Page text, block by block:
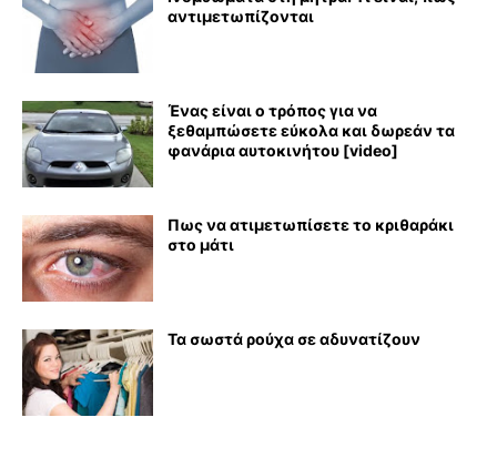
αντιμετωπίζονται
Ένας είναι ο τρόπος για να
ξεθαμπώσετε εύκολα και δωρεάν τα
φανάρια αυτοκινήτου [video]
Πως να ατιμετωπίσετε το κριθαράκι
στο μάτι
Τα σωστά ρούχα σε αδυνατίζουν